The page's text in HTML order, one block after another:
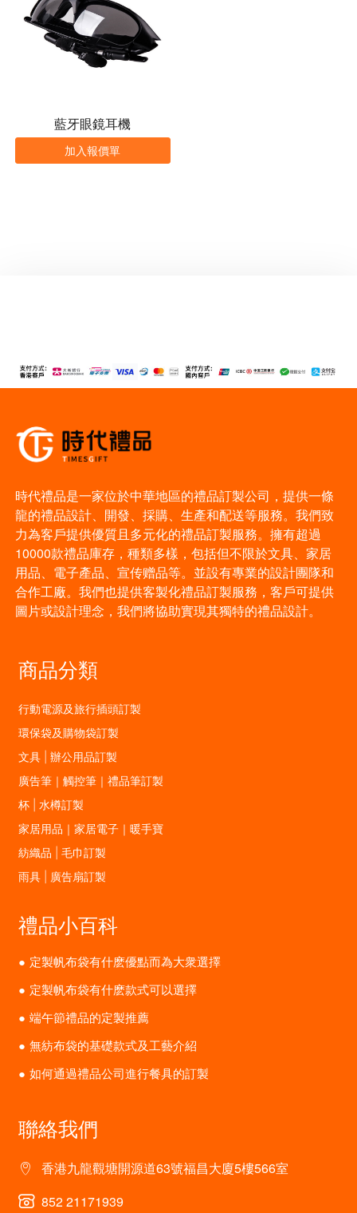
藍牙眼鏡耳機
加入報價單
時代禮品是一家位於中華地區的禮品訂製公司，提供一條
龍的禮品設計、開發、採購、生產和配送等服務。我們致
力為客戶提供優質且多元化的禮品訂製服務。擁有超過
10000款禮品庫存，種類多樣，包括但不限於文具、家居
用品、電子產品、宣传赠品等。並設有專業的設計團隊和
合作工廠。我們也提供客製化禮品訂製服務，客戶可提供
圖片或設計理念，我們將協助實現其獨特的禮品設計。
商品分類
行動電源及旅行插頭訂製
環保袋及購物袋訂製
文具 | 辦公用品訂製
廣告筆｜觸控筆｜禮品筆訂製
杯 | 水樽訂製
家居用品｜家居電子｜暖手寶
紡織品 | 毛巾訂製
雨具 | 廣告扇訂製
禮品小百科
定製帆布袋有什麽優點而為大衆選擇
定製帆布袋有什麽款式可以選擇
端午節禮品的定製推薦
無紡布袋的基礎款式及工藝介紹
如何通過禮品公司進行餐具的訂製
聯絡我們
香港九龍觀塘開源道63號福昌大廈5樓566室
852 21171939